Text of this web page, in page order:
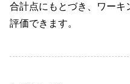
合計点にもとづき、ワーキ
評価できます。